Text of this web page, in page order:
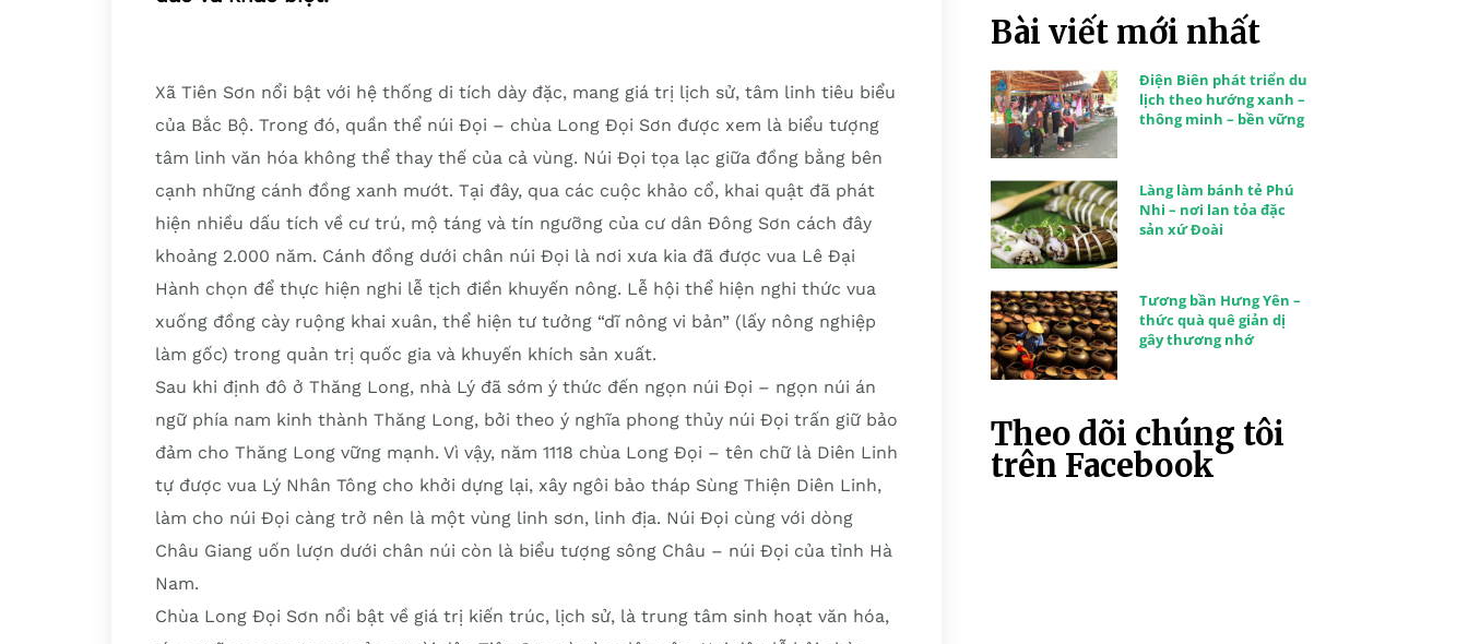
Xã Tiên Sơn nổi bật với hệ thống di tích dày đặc, mang giá trị lịch sử, tâm linh tiêu biểu
của Bắc Bộ. Trong đó, quần thể núi Đọi – chùa Long Đọi Sơn được xem là biểu tượng
tâm linh văn hóa không thể thay thế của cả vùng. Núi Đọi tọa lạc giữa đồng bằng bên
cạnh những cánh đồng xanh mướt. Tại đây, qua các cuộc khảo cổ, khai quật đã phát
hiện nhiều dấu tích về cư trú, mộ táng và tín ngưỡng của cư dân Đông Sơn cách đây
khoảng 2.000 năm. Cánh đồng dưới chân núi Đọi là nơi xưa kia đã được vua Lê Đại
Hành chọn để thực hiện nghi lễ tịch điền khuyến nông. Lễ hội thể hiện nghi thức vua
xuống đồng cày ruộng khai xuân, thể hiện tư tưởng “dĩ nông vi bản” (lấy nông nghiệp
làm gốc) trong quản trị quốc gia và khuyến khích sản xuất.
Sau khi định đô ở Thăng Long, nhà Lý đã sớm ý thức đến ngọn núi Đọi – ngọn núi án
ngữ phía nam kinh thành Thăng Long, bởi theo ý nghĩa phong thủy núi Đọi trấn giữ bảo
đảm cho Thăng Long vững mạnh. Vì vậy, năm 1118 chùa Long Đọi – tên chữ là Diên Linh
tự được vua Lý Nhân Tông cho khởi dựng lại, xây ngôi bảo tháp Sùng Thiện Diên Linh,
làm cho núi Đọi càng trở nên là một vùng linh sơn, linh địa. Núi Đọi cùng với dòng
Châu Giang uốn lượn dưới chân núi còn là biểu tượng sông Châu – núi Đọi của tỉnh Hà
Nam.
Chùa Long Đọi Sơn nổi bật về giá trị kiến trúc, lịch sử, là trung tâm sinh hoạt văn hóa,
Bài viết mới nhất
Điện Biên phát triển du
lịch theo hướng xanh –
thông minh – bền vững
Làng làm bánh tẻ Phú
Nhi – nơi lan tỏa đặc
sản xứ Đoài
Tương bần Hưng Yên –
thức quà quê giản dị
gây thương nhớ
Theo dõi chúng tôi
trên Facebook